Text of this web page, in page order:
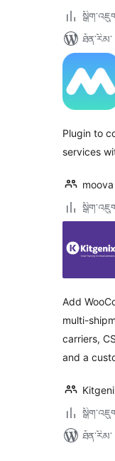
ཐོན་རིམ་
Plugin to
services
moova
Add
multi-
carriers,
and a
ཐོན་རིམ་